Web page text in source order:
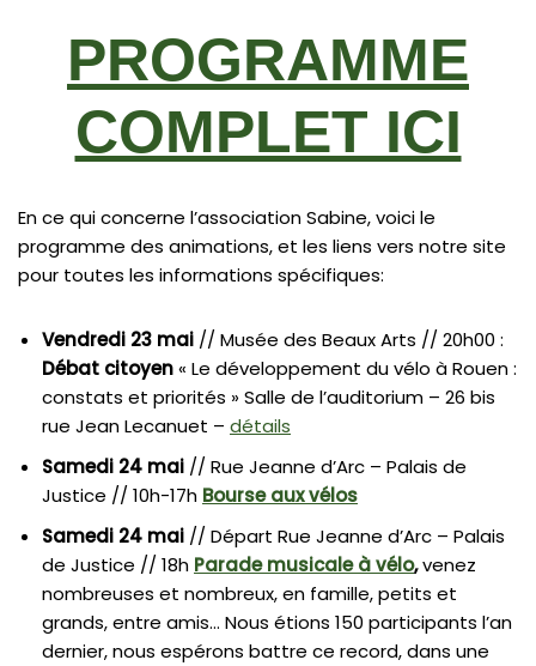
PROGRAMME
COMPLET ICI
En ce qui concerne l’association Sabine, voici le
programme des animations, et les liens vers notre site
pour toutes les informations spécifiques:
Vendredi 23 mai // Musée des Beaux Arts // 20h00 :
Débat citoyen« Le développement du vélo à Rouen :
constats et priorités » Salle de l’auditorium – 26 bis
rue Jean Lecanuet – détails
Samedi 24 mai // Rue Jeanne d’Arc – Palais de
Justice // 10h-17h Bourse aux vélos
Samedi 24 mai // Départ Rue Jeanne d’Arc – Palais
de Justice // 18h Parade musicale à vélo,venez
nombreuses et nombreux, en famille, petits et
grands, entre amis… Nous étions 150 participants l’an
dernier, nous espérons battre ce record, dans une